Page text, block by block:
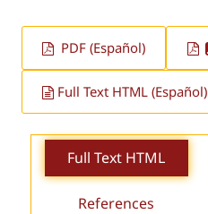
PDF (Español)
Full Text HTML (Español)
Full Text HTML
References